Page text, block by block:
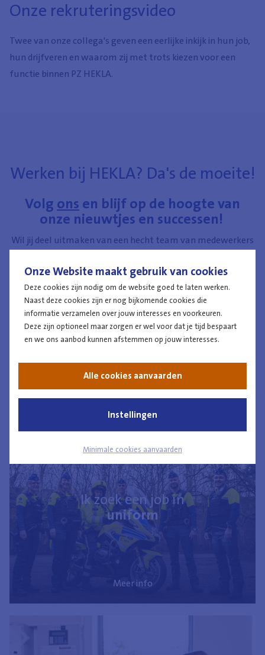
Onze Website maakt gebruik van cookies
Deze cookies zijn nodig om de website goed te laten werken.
Naast deze cookies zijn er nog bijkomende cookies die
informatie verzamelen over jouw interesses en voorkeuren.
Deze zijn optioneel maar zorgen er wel voor dat je tijd bespaart
en we ons aanbod kunnen afstemmen op jouw interesses.
Alle cookies aanvaarden
Instellingen
Minimale cookies aanvaarden
Onze rekruteringsvideo
Twee van onze collega's geven een eerlijke inkijk in hun job,
hun drijfveren en waarom zij met trots kiezen voor een
functie binnen PZ HEKLA.
Werken bij HEKLA? Da's de moeite!
Volg ons en blijf op de hoogte van
onze nieuwtjes en successen!
Wil jij deel uitmaken van een hecht team van medewerkers
en/of op het terrein? Ben je op zoek naar een nine-to-five
(bureau)job of eerder fan van flexibele uren?
Leer ons beter kennen en ontdek
zelf101 redenenwaarom werken bij
ons in uniform of in burger de moeite
is!
Ik zoek een job in
uniform
Meer info